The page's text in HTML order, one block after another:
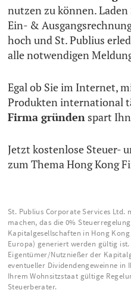
nutzen zu können.
Ein- &
hoch und St. Publius
alle notwendigen
Egal ob Sie im Internet,
Produkten international
Firma gründen spart
Jetzt kostenlose Steuer-
zum Thema Hong Kong
St. Publius Corporate Services
machen, das die 0%
Kapitalgesellschaften in Hong
Europa) generiert werden gültig
Eigentümer/Nutznießer der
eventueller Dividendengeweinne in
Ihrem Wohnsitzstaat gültige
Steuerberater.